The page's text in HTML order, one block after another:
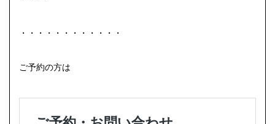
・・・・・・・・・・・・
ご予約の方は